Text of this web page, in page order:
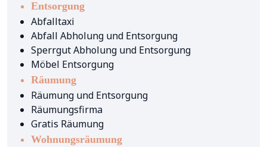
Entsorgung
Abfalltaxi
Abfall Abholung und Entsorgung
Sperrgut Abholung und Entsorgung
Möbel Entsorgung
Räumung
Räumung und Entsorgung
Räumungsfirma
Gratis Räumung
Wohnungsräumung